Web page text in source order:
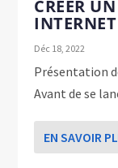
CRÉER
Déc 18, 2022
Présentation
Avant de se
EN SAVOIR